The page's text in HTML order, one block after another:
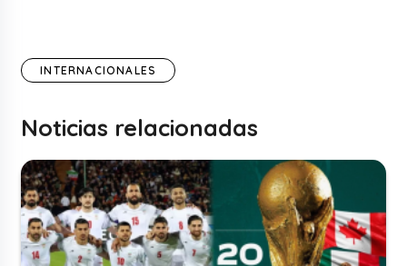
INTERNACIONALES
Noticias relacionadas